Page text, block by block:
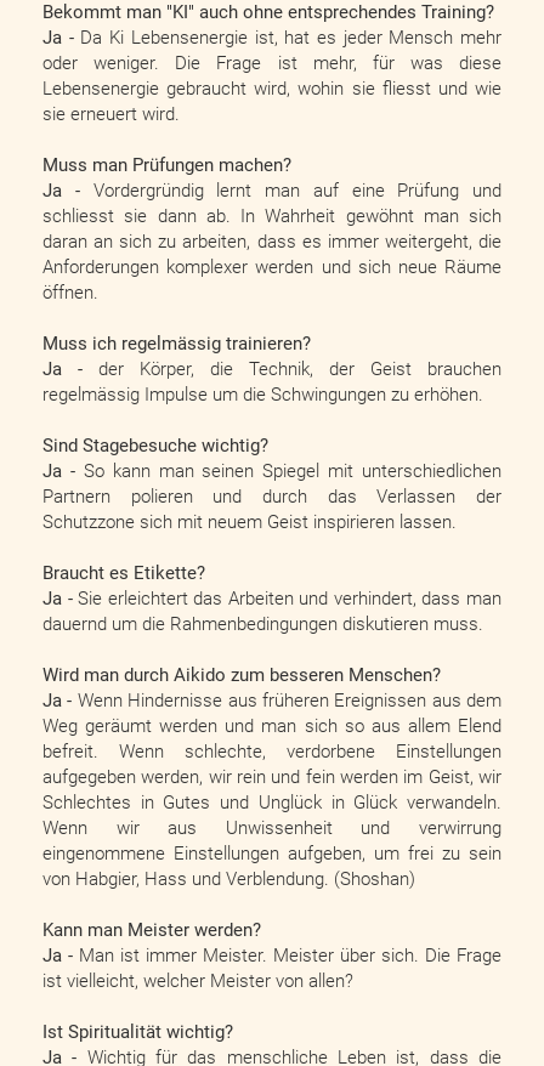
Bekommt man "KI" auch ohne entsprechendes Training?
Ja -Da Ki Lebensenergie ist, hat es jeder Mensch mehr
oder weniger. Die Frage ist mehr, für was diese
Lebensenergie gebraucht wird, wohin sie fliesst und wie
sie erneuert wird.
Muss man Prüfungen machen?
Ja -Vordergründig lernt man auf eine Prüfung und
schliesst sie dann ab. In Wahrheit gewöhnt man sich
daran an sich zu arbeiten, dass es immer weitergeht, die
Anforderungen komplexer werden und sich neue Räume
öffnen.
Muss ich regelmässig trainieren?
Ja - der Körper, die Technik, der Geist brauchen
regelmässig Impulse um die Schwingungen zu erhöhen.
Sind Stagebesuche wichtig?
Ja -So kann man seinen Spiegel mit unterschiedlichen
Partnern polieren und durch das Verlassen der
Schutzzone sich mit neuem Geist inspirieren lassen.
Braucht es Etikette?
Ja -Sie erleichtert das Arbeiten und verhindert, dass man
dauernd um die Rahmenbedingungen diskutieren muss.
Wird man durch Aikido zum besseren Menschen?
Ja - Wenn Hindernisse aus früheren Ereignissen aus dem
Weg geräumt werden und man sich so aus allem Elend
befreit. Wenn schlechte, verdorbene Einstellungen
aufgegeben werden, wir rein und fein werden im Geist, wir
Schlechtes in Gutes und Unglück in Glück verwandeln.
Wenn wir aus Unwissenheit und verwirrung
eingenommene Einstellungen aufgeben, um frei zu sein
von Habgier, Hass und Verblendung. (Shoshan)
Kann man Meister werden?
Ja - Man ist immer Meister. Meister über sich. Die Frage
ist vielleicht, welcher Meister von allen?
Ist Spiritualität wichtig?
Ja - Wichtig für das menschliche Leben ist, dass die